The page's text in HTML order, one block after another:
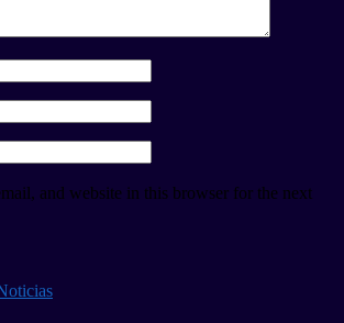
and website in this browser for the next